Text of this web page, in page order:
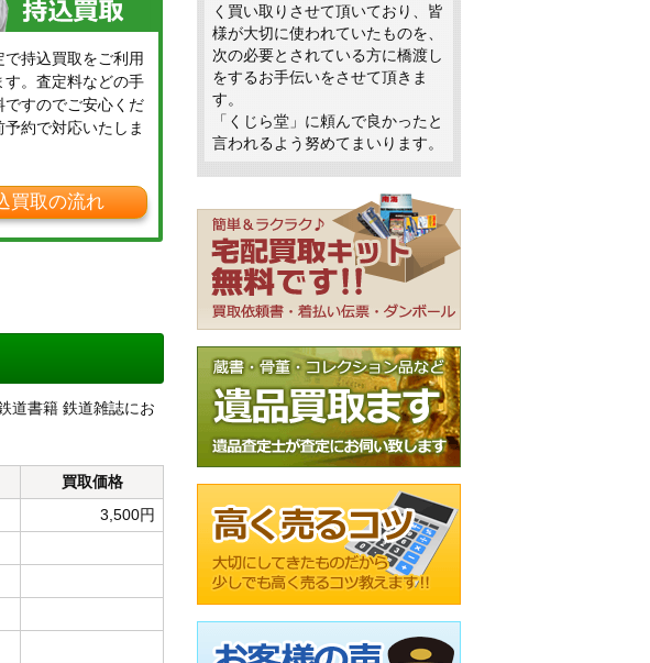
で持込買取をご利用
す。査定料などの手
ですのでご安心くだ
予約で対応いたしま
買取の流れ
道書籍 鉄道雑誌にお
買取価格
3,500円
く買い取りさせて頂いており、皆
様が大切に使われていたものを、
次の必要とされている方に橋渡し
をするお手伝いをさせて頂きま
す。
「くじら堂」に頼んで良かったと
言われるよう努めてまいります。